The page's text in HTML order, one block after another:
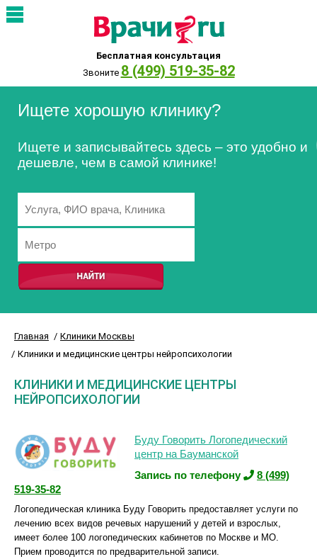
Бесплатная консультация
Звоните 8 (499) 519-35-82
Ищете хорошую клинику?
Ищете и записывайтесь здесь – это удобно и
дешевле, чем в самой клинике!
Главная
Клиники Москвы
Клиники и медицинские центры нейропсихологии
КЛИНИКИ И МЕДИЦИНСКИЕ ЦЕНТРЫ
НЕЙРОПСИХОЛОГИИ
Буду Говорить Логопедический
центр на Бауманской
Запись по телефону
8 (499)
519-35-82
Логопедическая клиника Буду Говорить предоставляет услуги по
лечению всех видов речевых нарушений у детей и взрослых,
имеет более 100 логопедических кабинетов по Москве и МО.
Прием проводится по предварительной записи.